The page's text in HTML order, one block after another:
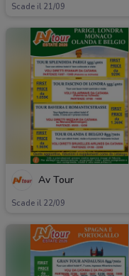
Scade il 21/09
Av Tour
Scade il 22/09